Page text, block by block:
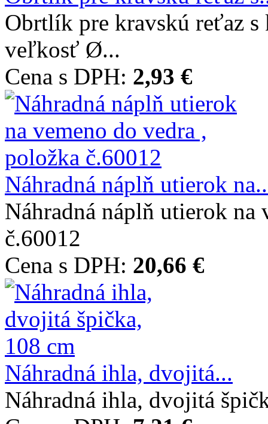
Obrtlík pre kravskú reťaz
veľkosť Ø...
Cena s DPH: 2,93 €
Náhradná náplň utierok
Náhradná náplň utierok na
č.60012
Cena s DPH: 20,66 €
Náhradná ihla, dvojitá...
Náhradná ihla, dvojitá